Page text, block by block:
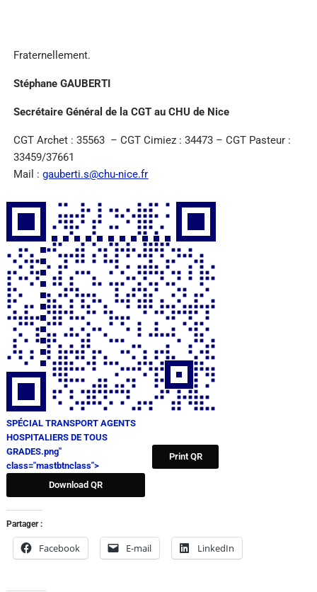
Fraternellement.
Stéphane GAUBERTI
Secrétaire Général de la CGT au CHU de Nice
CGT Archet : 35563 – CGT Cimiez : 34473 – CGT Pasteur :
33459/37661
Mail :gauberti.s@chu-nice.fr
SPÉCIAL TRANSPORT AGENTS
HOSPITALIERS DE TOUS
GRADES.png"
class="mastbtnclass">
Download QR
Print QR
Partager :
Facebook E-mail LinkedIn